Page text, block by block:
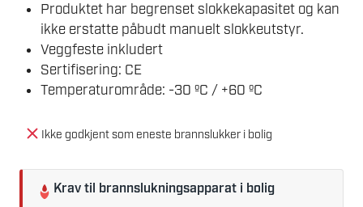
Produktet har begrenset slokkekapasitet og kan
ikke erstatte påbudt manuelt slokkeutstyr.
Veggfeste inkludert
Sertifisering: CE
Temperaturområde: -30 ºC / +60 ºC
Ikke godkjent som eneste brannslukker i bolig
Krav til brannslukningsapparat i bolig